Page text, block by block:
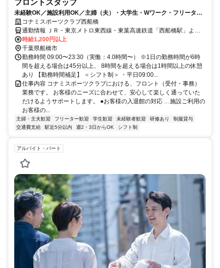
フロントスタッフ
未経験OK／施設利用OK／主婦（夫）・大学生・Wワーク・フリーター
活躍中／幅広い年齢層のスタッフが活躍中
コナミスポーツクラブ西船橋
通勤情報 ＪＲ・東京メトロ東西線・東葉高速鉄道「西船橋駅」より
徒歩１分
時給1,200円以上
千葉県船橋市
勤務時間 09:00〜23:30（実働：4.0時間〜） ※1日の勤務時間が6時
間を超える場合は45分以上、 8時間を超える場合は1時間以上の休憩
あり 【勤務時間補足】 ＜シフト制＞ ・平日09:00...
仕事内容 コナミスポーツクラブにおける、フロント（受付・事務）
業務です。 お客様のニーズに合わせて、安心して楽しく通っていた
だけるようサポートします。 ●お客様の入退館の対応 …施設ご利用の
お客様の...
主婦・主夫歓迎 フリーター歓迎 学生歓迎 未経験者歓迎 研修あり
制服貸与
交通費支給
駅近5分以内 週2・3日からOK シフト制
アルバイト・パート